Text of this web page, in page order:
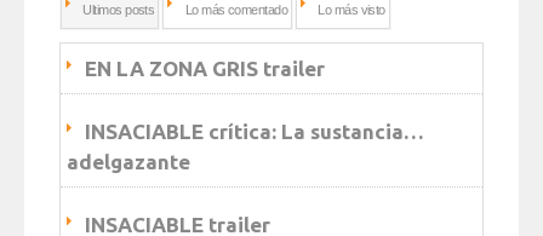
Ultimos posts Lo más comentado Lo más visto
EN LA ZONA GRIS trailer
INSACIABLE crítica: La sustancia…
adelgazante
INSACIABLE trailer